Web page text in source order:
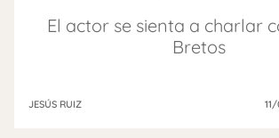
El actor se sienta a charlar
Bretos
JESÚS RUIZ